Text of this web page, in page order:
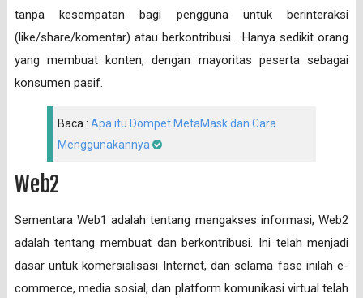
tanpa kesempatan bagi pengguna untuk berinteraksi
(like/share/komentar) atau berkontribusi . Hanya sedikit orang
yang membuat konten, dengan mayoritas peserta sebagai
konsumen pasif.
Baca : Apa itu Dompet MetaMask dan Cara
Menggunakannya
Web2
Sementara Web1 adalah tentang mengakses informasi, Web2
adalah tentang membuat dan berkontribusi. Ini telah menjadi
dasar untuk komersialisasi Internet, dan selama fase inilah e-
commerce, media sosial, dan platform komunikasi virtual telah